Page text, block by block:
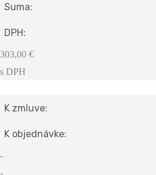
Suma:
DPH:
303,00 €
s DPH
K zmluve:
K objednávke:
-
-